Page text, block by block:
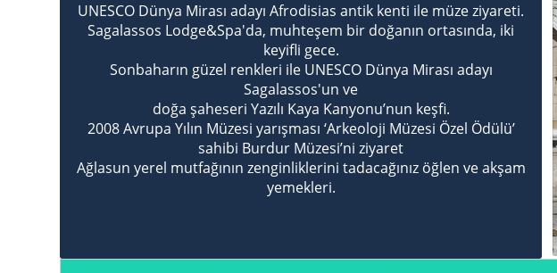
UNESCO Dünya Mirası adayı Afrodisias antik kenti ile müze ziyareti.
Sagalassos Lodge&Spa'da, muhteşem bir doğanın ortasında, iki
keyifli gece.
Sonbaharın güzel renkleri ile UNESCO Dünya Mirası adayı
Sagalassos'un ve
doğa şaheseri Yazılı Kaya Kanyonu’nun keşfi.
2008 Avrupa Yılın Müzesi yarışması ‘Arkeoloji Müzesi Özel Ödülü’
sahibi Burdur Müzesi’ni ziyaret
Ağlasun yerel mutfağının zenginliklerini tadacağınız öğlen ve akşam
yemekleri.